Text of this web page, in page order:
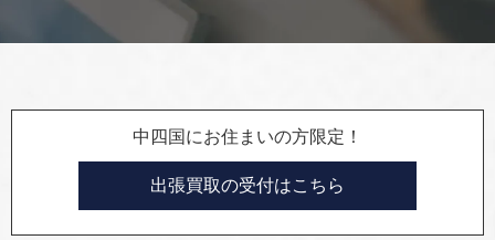
中四国にお住まいの方限定！
出張買取の受付はこちら